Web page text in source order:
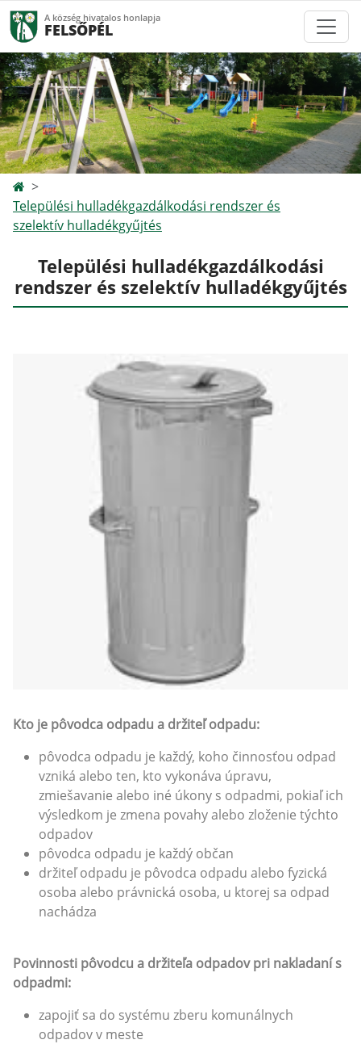
A község hivatalos honlapja
FELSŐPÉL
Települési hulladékgazdálkodási rendszer és
szelektív hulladékgyűjtés
Települési hulladékgazdálkodási
rendszer és szelektív hulladékgyűjtés
Kto je pôvodca odpadu a držiteľ odpadu:
pôvodca odpadu je každý, koho činnosťou odpad
vzniká alebo ten, kto vykonáva úpravu,
zmiešavanie alebo iné úkony s odpadmi, pokiaľ ich
výsledkom je zmena povahy alebo zloženie týchto
odpadov
pôvodca odpadu je každý občan
držiteľ odpadu je pôvodca odpadu alebo fyzická
osoba alebo právnická osoba, u ktorej sa odpad
nachádza
Povinnosti pôvodcu a držiteľa odpadov pri nakladaní s
odpadmi:
zapojiť sa do systému zberu komunálnych
odpadov v meste